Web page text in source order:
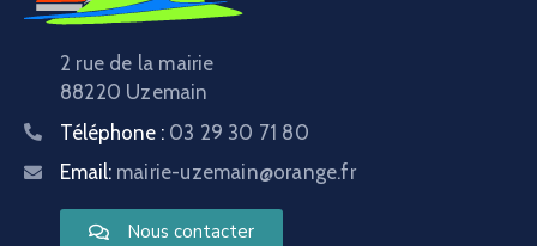
2 rue de la mairie
88220 Uzemain
Téléphone : 03 29 30 71 80
Email: mairie-uzemain@orange.fr
Nous contacter